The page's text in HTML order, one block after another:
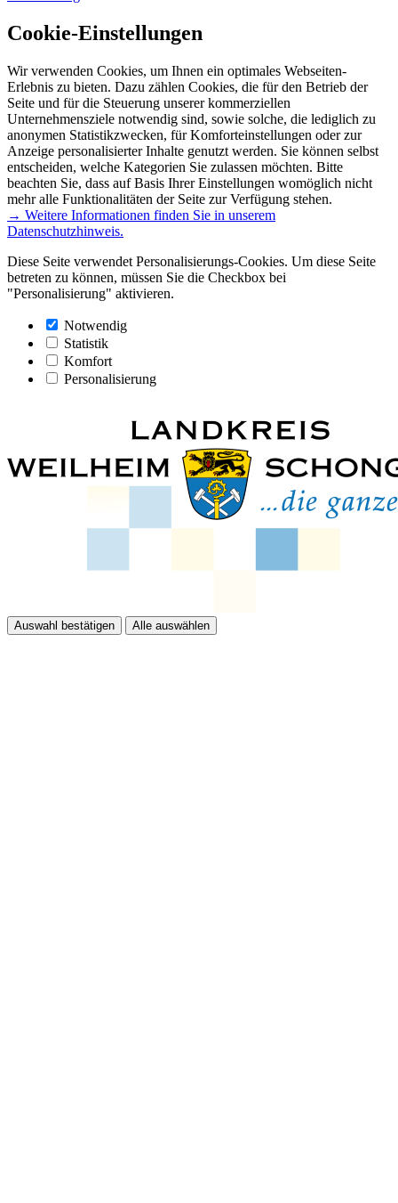
Cookie-Einstellungen
Wir verwenden Cookies, um Ihnen ein optimales Webseiten-
Erlebnis zu bieten. Dazu zählen Cookies, die für den Betrieb der
Seite und für die Steuerung unserer kommerziellen
Unternehmensziele notwendig sind, sowie solche, die lediglich zu
anonymen Statistikzwecken, für Komforteinstellungen oder zur
Anzeige personalisierter Inhalte genutzt werden. Sie können selbst
entscheiden, welche Kategorien Sie zulassen möchten. Bitte
beachten Sie, dass auf Basis Ihrer Einstellungen womöglich nicht
mehr alle Funktionalitäten der Seite zur Verfügung stehen.
→ Weitere Informationen finden Sie in unserem
Datenschutzhinweis.
Diese Seite verwendet Personalisierungs-Cookies. Um diese Seite
betreten zu können, müssen Sie die Checkbox bei
"Personalisierung" aktivieren.
Notwendig
Statistik
Komfort
Personalisierung
Auswahl bestätigen Alle auswählen